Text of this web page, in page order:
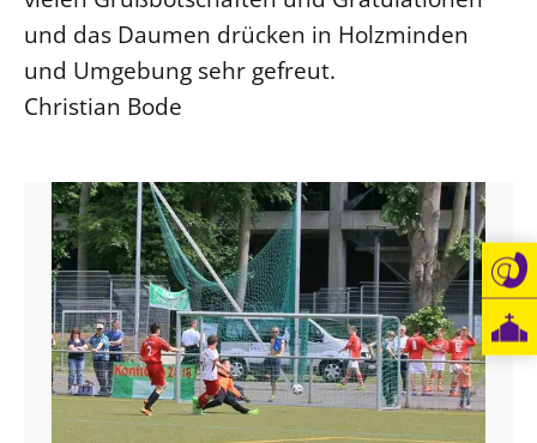
und das Daumen drücken in Holzminden
und Umgebung sehr gefreut.
Christian Bode